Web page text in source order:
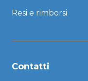
Resi e rimborsi
Contatti